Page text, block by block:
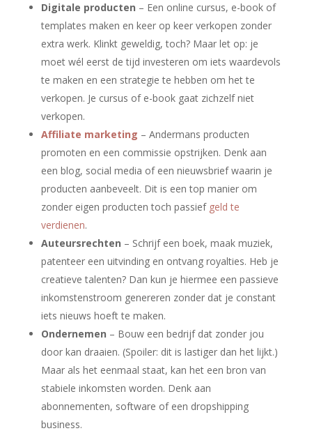
Digitale producten – Een online cursus, e-book of
templates maken en keer op keer verkopen zonder
extra werk. Klinkt geweldig, toch? Maar let op: je
moet wél eerst de tijd investeren om iets waardevols
te maken en een strategie te hebben om het te
verkopen. Je cursus of e-book gaat zichzelf niet
verkopen.
Affiliate marketing – Andermans producten
promoten en een commissie opstrijken. Denk aan
een blog, social media of een nieuwsbrief waarin je
producten aanbeveelt. Dit is een top manier om
zonder eigen producten toch passief geld te
verdienen.
Auteursrechten – Schrijf een boek, maak muziek,
patenteer een uitvinding en ontvang royalties. Heb je
creatieve talenten? Dan kun je hiermee een passieve
inkomstenstroom genereren zonder dat je constant
iets nieuws hoeft te maken.
Ondernemen – Bouw een bedrijf dat zonder jou
door kan draaien. (Spoiler: dit is lastiger dan het lijkt.)
Maar als het eenmaal staat, kan het een bron van
stabiele inkomsten worden. Denk aan
abonnementen, software of een dropshipping
business.